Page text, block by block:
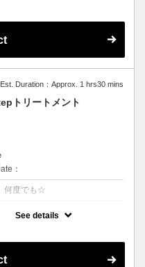
Est. Duration：Approx. 1 hrs30 mins
トリートメント
：
何度でも☆
ア」で大人気！★男女共に利用
See details